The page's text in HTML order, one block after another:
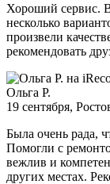
Хороший сервис.
несколько
произвели
рекомендовать
Ольга Р.
19 сентября,
Была очень рада,
Помогли с
вежлив и
других местах.